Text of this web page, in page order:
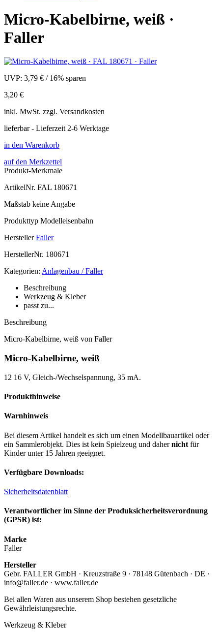
Micro-Kabelbirne, weiß ·
Faller
UVP: 3,79 € / 16% sparen
3,20 €
inkl. MwSt. zzgl. Versandkosten
lieferbar - Lieferzeit 2-6 Werktage
in den Warenkorb
auf den Merkzettel
Produkt-Merkmale
ArtikelNr. FAL 180671
Maßstab keine Angabe
Produkttyp Modelleisenbahn
Hersteller Faller
HerstellerNr. 180671
Kategorien: Anlagenbau / Faller
Beschreibung
Werkzeug & Kleber
passt zu...
Beschreibung
Micro-Kabelbirne, weiß von Faller
Micro-Kabelbirne, weiß
12 16 V, Gleich-/Wechselspannung, 35 mA.
Produkthinweise
Warnhinweis
Bei diesem Artikel handelt es sich um einen Modellbauartikel oder
ein Sammlerobjekt. Dies ist kein Spielzeug und dahernicht für
Kinder unter 15 Jahren geeignet.
Verfügbare Downloads:
Sicherheitsdatenblatt
Verantwortlicher im Sinne der Produksicherheitsverordnung
(GPSR) ist:
Marke
Faller
Hersteller
Gebr. FALLER GmbH · Kreuzstraße 9 · 78148 Gütenbach · DE ·
info@faller.de · www.faller.de
Bei allen Waren aus unserem Shop bestehen gesetzliche
Gewährleistungsrechte.
Werkzeug & Kleber